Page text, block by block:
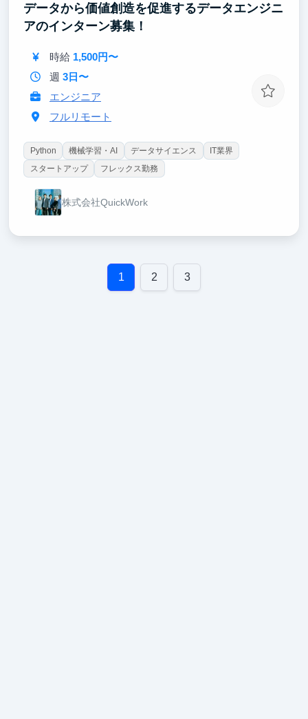
・難関大学や大学院出身で出版、エンタメ、IT、広告
代理店や総合商社など各業界の最大手企業出身のメン
に付きます。
データから価値創造を促進するデータエンジニ
アのインターン募集！
時給 1,500円〜
週 3日〜
エンジニア
フルリモート
Python 機械学習・AI データサイエンス
IT業界
スタートアップ
フレックス勤務
株式会社QuickWork
1 2 3